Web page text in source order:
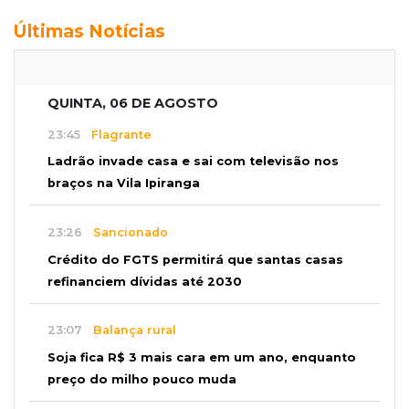
Últimas Notícias
QUINTA, 06 DE AGOSTO
23:45 Flagrante
Ladrão invade casa e sai com televisão nos
braços na Vila Ipiranga
23:26 Sancionado
Crédito do FGTS permitirá que santas casas
refinanciem dívidas até 2030
23:07 Balança rural
Soja fica R$ 3 mais cara em um ano, enquanto
preço do milho pouco muda